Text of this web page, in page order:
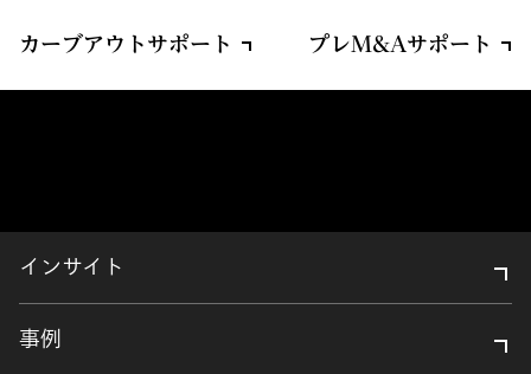
カーブアウトサポート プレM&Aサポート
インサイト
事例